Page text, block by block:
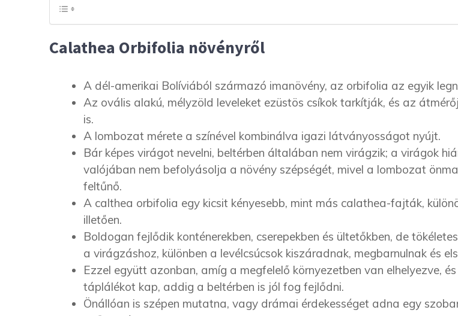
Calathea Orbifolia növényről
A dél-amerikai Bolíviából származó imanövény, az orbifolia az egyik
Az ovális alakú, mélyzöld leveleket ezüstös csíkok tarkítják, és az
is.
A lombozat mérete a színével kombinálva igazi látványosságot nyújt.
Bár képes virágot nevelni, beltérben általában nem virágzik; a virágok
valójában nem befolyásolja a növény szépségét, mivel a lombozat
feltűnő.
A calthea orbifolia egy kicsit kényesebb, mint más calathea-fajták,
illetően.
Boldogan fejlődik konténerekben, cserepekben és ültetőkben, de
a virágzáshoz, különben a levélcsúcsok kiszáradnak, megbarnulnak és
Ezzel együtt azonban, amíg a megfelelő környezetben van elhelyezve,
táplálékot kap, addig a beltérben is jól fog fejlődni.
Önállóan is szépen mutatna, vagy drámai érdekességet adna egy